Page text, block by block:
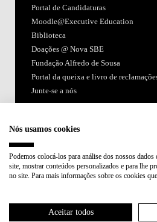
Portal de Candidaturas
Moodle@Executive Education
Biblioteca
Doações @ Nova SBE
Fundação Alfredo de Sousa
Portal da queixa e livro de
Junte-se a nós
Acreditações:
Nós usamos cookies
Podemos colocá-los para análise dos nossos
site, mostrar conteúdos personalizados e para lhe
no site. Para mais informações sobre os cookies
Aceitar todos